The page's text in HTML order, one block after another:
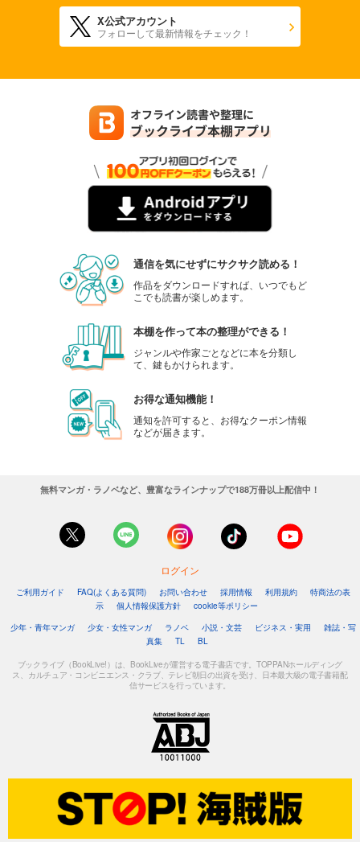
X公式アカウント
フォローして最新情報をチェック！
通信を気にせずにサクサク読める！
作品をダウンロードすれば、いつでもど
こでも読書が楽しめます。
本棚を作って本の整理ができる！
ジャンルや作家ごとなどに本を分類し
て、鍵もかけられます。
お得な通知機能！
通知を許可すると、お得なクーポン情報
などが届きます。
無料マンガ・ラノベなど、豊富なラインナップで188万冊以上配信中！
ログイン
ご利用ガイド FAQ(よくある質問) お問い合わせ 採用情報 利用規約
特商法の表
示
個人情報保護方針
cookie等ポリシー
少年・青年マンガ
少女・女性マンガ ラノベ 小説・文芸 ビジネス・実用
雑誌・写
真集
TL BL
ブックライブ（BookLive!）は、BookLiveが運営する電子書店です。TOPPANホールディング
ス、カルチュア・コンビニエンス・クラブ、テレビ朝日の出資を受け、日本最大級の電子書籍配
信サービスを行っています。